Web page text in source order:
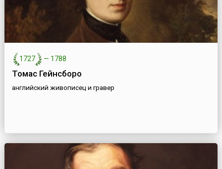
1727 — 1788
Томас Гейнсборо
английский живописец и гравер